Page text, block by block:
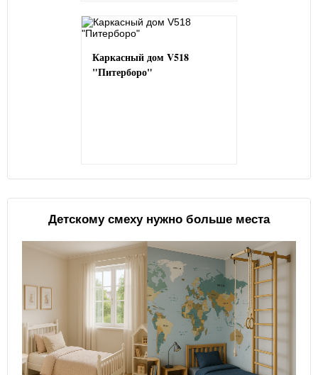
Каркасный дом V518
"Питерборо"
Детскому смеху нужно больше места